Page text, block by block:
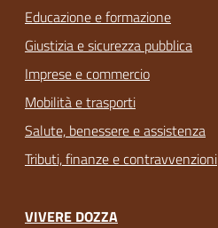
Educazione e formazione
Giustizia e sicurezza pubblica
Imprese e commercio
Mobilità e trasporti
Salute, benessere e assistenza
Tributi, finanze e contravvenzioni
VIVERE DOZZA